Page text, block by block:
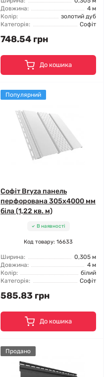
Довжина:
4 м
Колір:
золотий дуб
Категорія:
Софіт
748.54 грн
До кошика
Популярний
Софіт Bryza панель
перфорована 305х4000 мм
біла (1,22 кв. м)
В наявності
Код товару: 16633
Ширина:
0,305 м
Довжина:
4 м
Колір:
білий
Категорія:
Софіт
585.83 грн
До кошика
Продано